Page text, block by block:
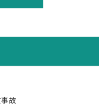
故